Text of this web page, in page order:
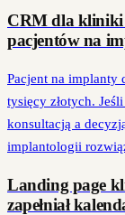
CRM dla
pacjentów na
Pacjent na implanty
tysięcy złotych.
konsultacją a
implantologii
Landing page
zapełniał